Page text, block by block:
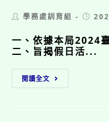
Post學務處訓育組
Post
一、依據本局2024
二、旨揭假日活...
閱讀全文
臺
北